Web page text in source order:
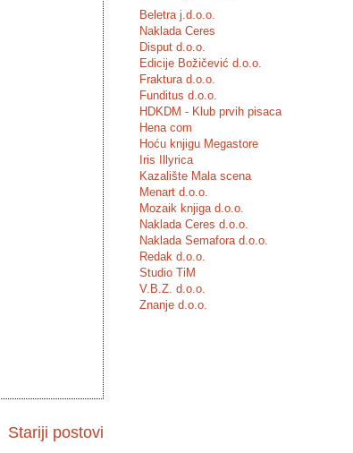
Stariji postovi
Beletra j.d.o.o.
Naklada Ceres
Disput d.o.o.
Edicije Božičević d.o.o.
Fraktura d.o.o.
Funditus d.o.o.
HDKDM - Klub prvih pisaca
Hena com
Hoću knjigu Megastore
Iris Illyrica
Kazalište Mala scena
Menart d.o.o.
Mozaik knjiga d.o.o.
Naklada Ceres d.o.o.
Naklada Semafora d.o.o.
Redak d.o.o.
Studio TiM
V.B.Z. d.o.o.
Znanje d.o.o.